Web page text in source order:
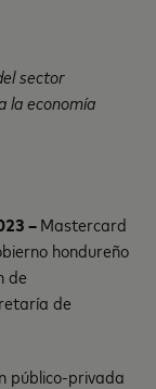
sector
la economía
–Mastercard
hondureño
de
de
público-privada